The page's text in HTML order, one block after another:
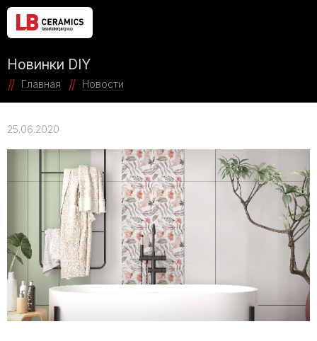
Новинки DIY
Главная Новости
25.06.2020